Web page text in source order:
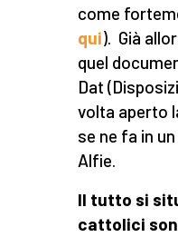
come
qui). Già
quel
Dat
volta aperto
se ne fa in
Alfie.
Il tutto si
cattolici